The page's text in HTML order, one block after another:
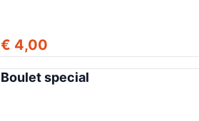
€ 4,00
Boulet special